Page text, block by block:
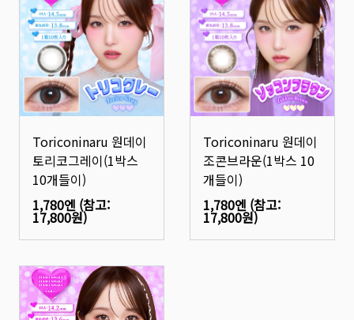
Toriconinaru 원데이
토리코그레이(1박스
10개들이)
1,780엔 (참고:
17,800원)
Toriconinaru 원데이
조콘브라운(1박스 10
개들이)
1,780엔 (참고:
17,800원)